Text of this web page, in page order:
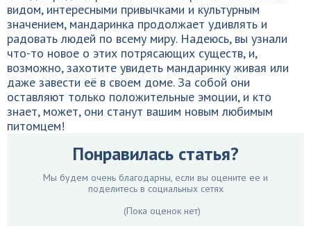
видом, интересными привычками и культурным
значением, мандаринка продолжает удивлять и
радовать людей по всему миру. Надеюсь, вы узнали
что-то новое о этих потрясающих существ, и,
возможно, захотите увидеть мандаринку живая или
даже завести её в своем доме. За собой они
оставляют только положительные эмоции, и кто
знает, может, они станут вашим новым любимым
питомцем!
Понравилась статья?
Мы будем очень благодарны, если вы оцените ее и
поделитесь в социальных сетях
(Пока оценок нет)